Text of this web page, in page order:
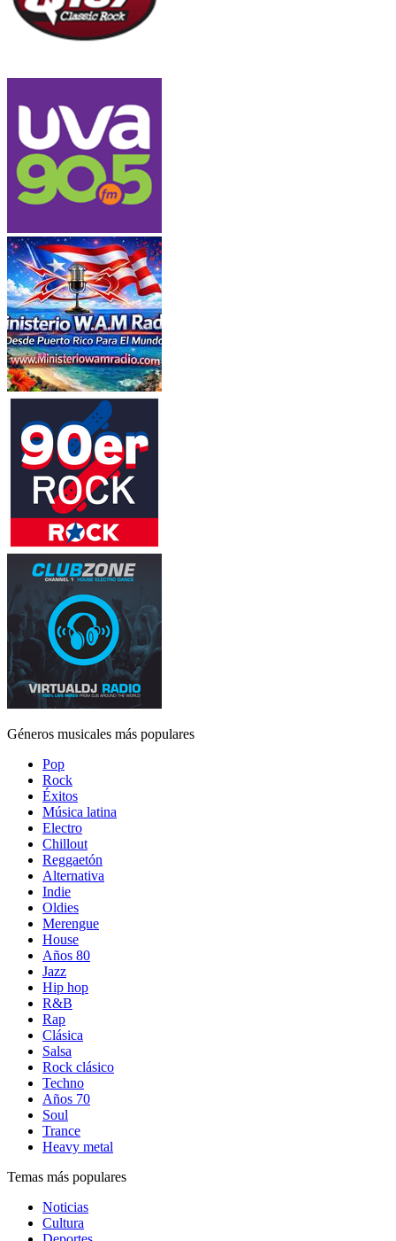
Géneros musicales más populares
Pop
Rock
Éxitos
Música latina
Electro
Chillout
Reggaetón
Alternativa
Indie
Oldies
Merengue
House
Años 80
Jazz
Hip hop
R&B
Rap
Clásica
Salsa
Rock clásico
Techno
Años 70
Soul
Trance
Heavy metal
Temas más populares
Noticias
Cultura